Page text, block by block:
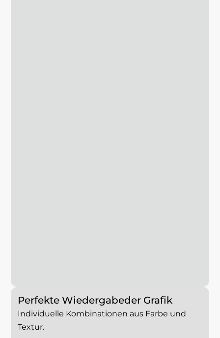
Perfekte Wiedergabeder Grafik
Individuelle Kombinationen aus Farbe und
Textur.